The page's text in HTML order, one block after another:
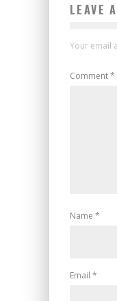
LEAVE
Your email
Comment*
Name *
Email *